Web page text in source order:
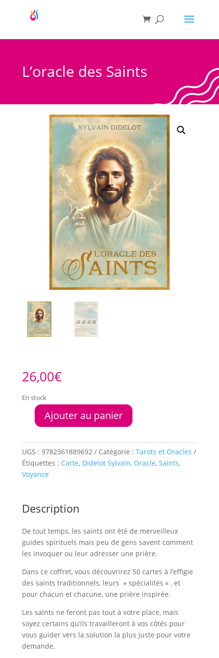
L’oracle des Saints
26,00€
En stock
quantité
L'oracle
des
Saints
Ajouter au panier
UGS : 9782361889692 Catégorie : Tarots et Oracles
Étiquettes : Carte, Didelot Sylvain, Oracle, Saints,
Voyance
Description
De tout temps, les saints ont été de merveilleux
guides spirituels mais peu de gens savent comment
les invoquer ou leur adresser une prière.
Dans ce coffret, vous découvrirez 50 cartes à l’effigie
des saints traditionnels, leurs » spécialités « , et
pour chacun et chacune, une prière inspirée.
Les saints ne feront pas tout à votre place, mais
soyez certains qu’ils travailleront à vos côtés pour
vous guider vers la solution la plus juste pour votre
demande.